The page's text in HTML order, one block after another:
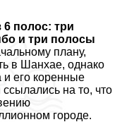
6 полос: три
и три полосы
плану,
в Шанхае, однако
и его коренные
на то, что
городе.